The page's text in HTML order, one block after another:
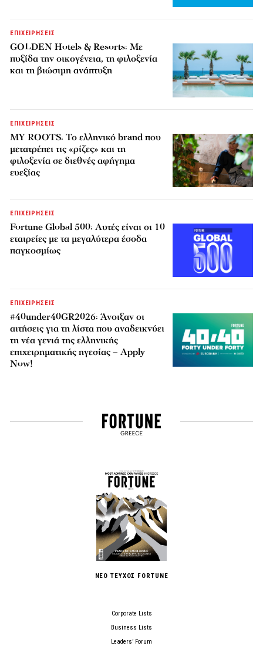
ΕΠΙΧΕΙΡΗΣΕΙΣ
GOLDEN Hotels & Resorts: Με
πυξίδα την οικογένεια, τη φιλοξενία
και τη βιώσιμη ανάπτυξη
ΕΠΙΧΕΙΡΗΣΕΙΣ
MY ROOTS: Το ελληνικό brand που
μετατρέπει τις «ρίζες» και τη
φιλοξενία σε διεθνές αφήγημα
ευεξίας
ΕΠΙΧΕΙΡΗΣΕΙΣ
Fortune Global 500: Αυτές είναι οι 10
εταιρείες με τα μεγαλύτερα έσοδα
παγκοσμίως
ΕΠΙΧΕΙΡΗΣΕΙΣ
#40under40GR2026: Άνοιξαν οι
αιτήσεις για τη λίστα που αναδεικνύει
τη νέα γενιά της ελληνικής
επιχειρηματικής ηγεσίας – Apply
Now!
ΝΕΟ ΤΕΥΧΟΣ FORTUNE
Corporate Lists
Business Lists
Leaders’ Forum